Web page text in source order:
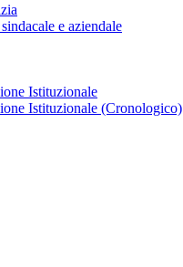
e aziendale
Istituzionale
Istituzionale (Cronologico)